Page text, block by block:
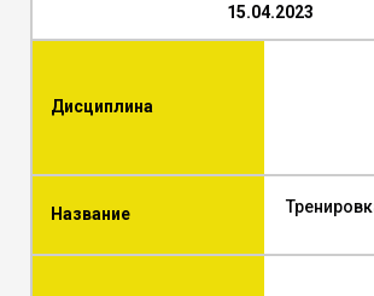
15.04.2023
Дисциплина
Название